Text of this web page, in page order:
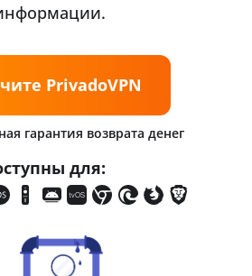
PrivadoVPN
гарантия возврата денег
для: